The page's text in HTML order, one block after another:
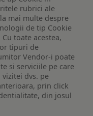
rubrici ale
mai multe despre
de tip Cookie
toate acestea,
tipuri de
Vendor-i poate
si serviciile pe care
dvs. pe
prin click
din josul